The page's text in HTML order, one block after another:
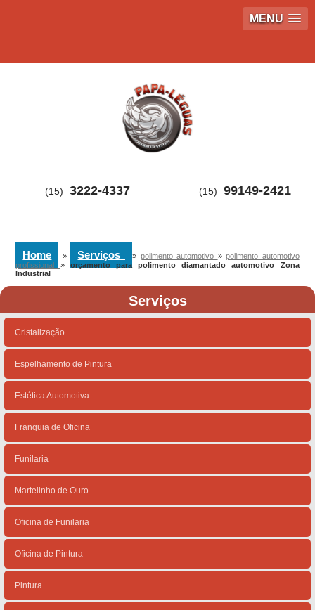
MENU
(15) 3222-4337 (15) 99149-2421
Home » Serviços » polimento automotivo »polimento automotivo
profissional » orçamento para polimento diamantado automotivo Zona
Industrial
Serviços
Cristalização
Espelhamento de Pintura
Estética Automotiva
Franquia de Oficina
Funilaria
Martelinho de Ouro
Oficina de Funilaria
Oficina de Pintura
Pintura